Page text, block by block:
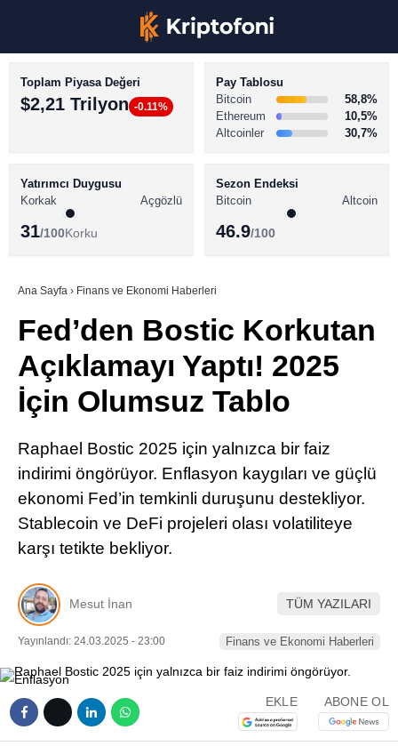
Youtube
TikTok
LinkedIn
Telegram
BİTCOİN HABERLERİ
ALTCOİN HABERLERİ
SÖZLÜK
Toplam Piyasa Değeri
$2,21 Trilyon -0.11%
Pay Tablosu
Bitcoin
58,8%
Ethereum
10,5%
Altcoinler
30,7%
Yatırımcı Duygusu
Korkak
Açgözlü
31/100Korku
Sezon Endeksi
Bitcoin
Altcoin
46.9/100
Ana Sayfa › Finans ve Ekonomi Haberleri
Fed’den Bostic Korkutan
Açıklamayı Yaptı! 2025
İçin Olumsuz Tablo
Raphael Bostic 2025 için yalnızca bir faiz
indirimi öngörüyor. Enflasyon kaygıları ve güçlü
ekonomi Fed’in temkinli duruşunu destekliyor.
Stablecoin ve DeFi projeleri olası volatiliteye
karşı tetikte bekliyor.
Mesut İnan TÜM YAZILARI
Yayınlandı: 24.03.2025 - 23:00 Finans ve Ekonomi Haberleri
EKLE ABONE OL